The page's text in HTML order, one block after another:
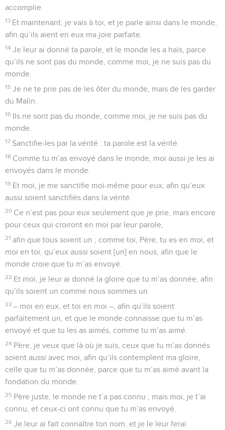
accomplie.
13 Et maintenant, je vais à toi, et je parle ainsi dans le monde,
afin qu’ils aient en eux ma joie parfaite.
14 Je leur ai donné ta parole, et le monde les a haïs, parce
qu’ils ne sont pas du monde, comme moi, je ne suis pas du
monde.
15 Je ne te prie pas de les ôter du monde, mais de les garder
du Malin.
16 Ils ne sont pas du monde, comme moi, je ne suis pas du
monde.
17 Sanctifie-les par la vérité : ta parole est la vérité.
18 Comme tu m’as envoyé dans le monde, moi aussi je les ai
envoyés dans le monde.
19 Et moi, je me sanctifie moi-même pour eux, afin qu’eux
aussi soient sanctifiés dans la vérité.
20 Ce n’est pas pour eux seulement que je prie, mais encore
pour ceux qui croiront en moi par leur parole,
21 afin que tous soient un ; comme toi, Père, tu es en moi, et
moi en toi, qu’eux aussi soient [un] en nous, afin que le
monde croie que tu m’as envoyé.
22 Et moi, je leur ai donné la gloire que tu m’as donnée, afin
qu’ils soient un comme nous sommes un
23 – moi en eux, et toi en moi –, afin qu’ils soient
parfaitement un, et que le monde connaisse que tu m’as
envoyé et que tu les as aimés, comme tu m’as aimé.
24 Père, je veux que là où je suis, ceux que tu m’as donnés
soient aussi avec moi, afin qu’ils contemplent ma gloire,
celle que tu m’as donnée, parce que tu m’as aimé avant la
fondation du monde.
25 Père juste, le monde ne t’a pas connu ; mais moi, je t’ai
connu, et ceux-ci ont connu que tu m’as envoyé.
26 Je leur ai fait connaître ton nom, et je le leur ferai